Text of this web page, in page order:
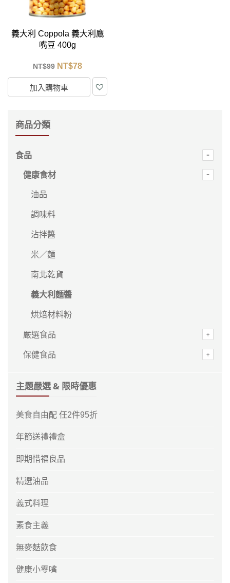
義大利 Coppola 義大利鷹
嘴豆 400g
NT$99 NT$78
加入購物車
商品分類
食品
健康食材
油品
調味料
沾拌醬
米／麵
南北乾貨
義大利麵醬
烘焙材料粉
嚴選食品
保健食品
主題嚴選 & 限時優惠
美食自由配 任2件95折
年節送禮禮盒
即期惜福良品
精選油品
義式料理
素食主義
無麥麩飲食
健康小零嘴